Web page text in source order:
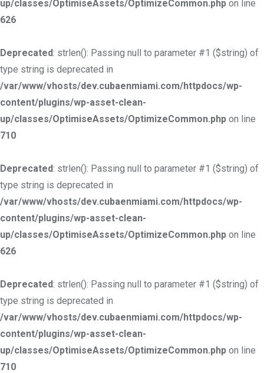
up/classes/OptimiseAssets/OptimizeCommon.php on line
626
Deprecated: strlen(): Passing null to parameter #1 ($string) of
type string is deprecated in
/var/www/vhosts/dev.cubaenmiami.com/httpdocs/wp-
content/plugins/wp-asset-clean-
up/classes/OptimiseAssets/OptimizeCommon.php on line
710
Deprecated: strlen(): Passing null to parameter #1 ($string) of
type string is deprecated in
/var/www/vhosts/dev.cubaenmiami.com/httpdocs/wp-
content/plugins/wp-asset-clean-
up/classes/OptimiseAssets/OptimizeCommon.php on line
626
Deprecated: strlen(): Passing null to parameter #1 ($string) of
type string is deprecated in
/var/www/vhosts/dev.cubaenmiami.com/httpdocs/wp-
content/plugins/wp-asset-clean-
up/classes/OptimiseAssets/OptimizeCommon.php on line
710